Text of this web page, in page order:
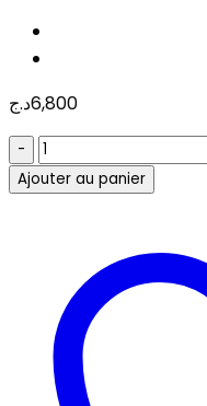
6,800د.ج
quantité
de
SAC
SN77282-
21A-
BLACK
BLUE
Ajouter au panier